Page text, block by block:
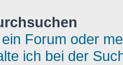
Forum oder
ich bei der